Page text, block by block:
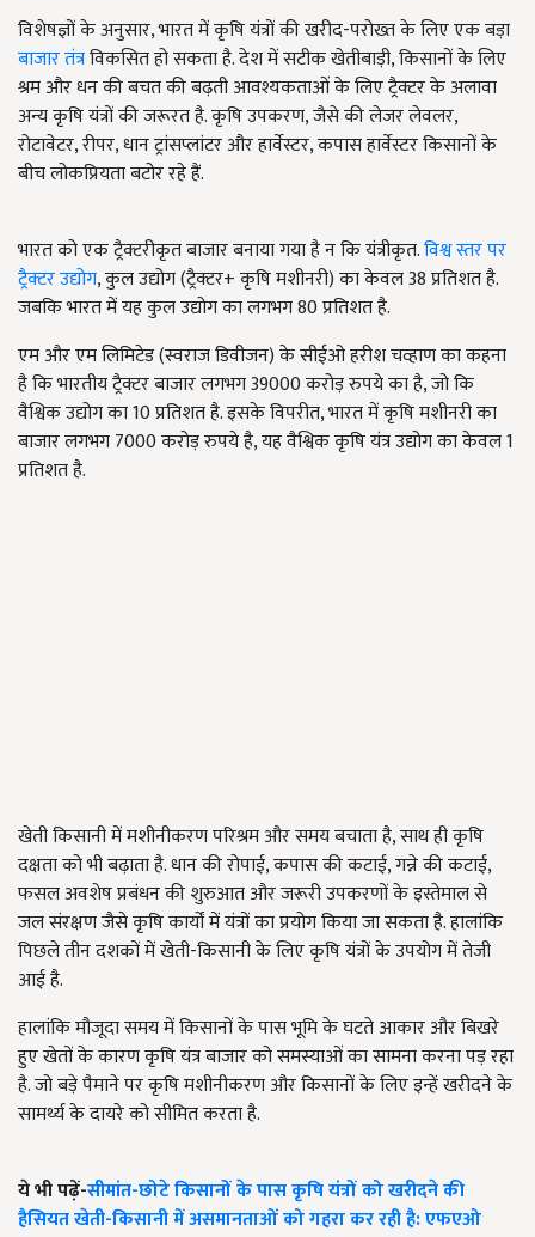
विशेषज्ञों के अनुसार, भारत में कृषि यंत्रों की खरीद-परोख्त के लिए एक बड़ा
बाजार तंत्रविकसित हो सकता है. देश में सटीक खेतीबाड़ी, किसानों के लिए
श्रम और धन की बचत की बढ़ती आवश्यकताओं के लिए ट्रैक्टर के अलावा
अन्य कृषि यंत्रों की जरूरत है. कृषि उपकरण, जैसे की लेजर लेवलर,
रोटावेटर, रीपर, धान ट्रांसप्लांटर और हार्वेस्टर, कपास हार्वेस्टर किसानों के
बीच लोकप्रियता बटोर रहे हैं.
भारत को एक ट्रैक्टरीकृत बाजार बनाया गया है न कि यंत्रीकृत.विश्व स्तर पर
ट्रैक्टर उद्योग, कुल उद्योग (ट्रैक्टर+ कृषि मशीनरी) का केवल 38 प्रतिशत है.
जबकि भारत में यह कुल उद्योग का लगभग 80 प्रतिशत है.
एम और एम लिमिटेड (स्वराज डिवीजन) के सीईओ हरीश चव्हाण का कहना
है कि भारतीय ट्रैक्टर बाजार लगभग 39000 करोड़ रुपये का है, जो कि
वैश्विक उद्योग का 10 प्रतिशत है. इसके विपरीत, भारत में कृषि मशीनरी का
बाजार लगभग 7000 करोड़ रुपये है, यह वैश्विक कृषि यंत्र उद्योग का केवल 1
प्रतिशत है.
खेती किसानी में मशीनीकरण परिश्रम और समय बचाता है, साथ ही कृषि
दक्षता को भी बढ़ाता है. धान की रोपाई, कपास की कटाई, गन्ने की कटाई,
फसल अवशेष प्रबंधन की शुरुआत और जरूरी उपकरणों के इस्तेमाल से
जल संरक्षण जैसे कृषि कार्यों में यंत्रों का प्रयोग किया जा सकता है. हालांकि
पिछले तीन दशकों में खेती-किसानी के लिए कृषि यंत्रों के उपयोग में तेजी
आई है.
हालांकि मौजूदा समय में किसानों के पास भूमि के घटते आकार और बिखरे
हुए खेतों के कारण कृषि यंत्र बाजार को समस्याओं का सामना करना पड़ रहा
है. जो बड़े पैमाने पर कृषि मशीनीकरण और किसानों के लिए इन्हें खरीदने के
सामर्थ्य के दायरे को सीमित करता है.
ये भी पढ़ें-सीमांत-छोटे किसानों के पास कृषि यंत्रों को खरीदने की
हैसियत खेती-किसानी में असमानताओं को गहरा कर रही है: एफएओ